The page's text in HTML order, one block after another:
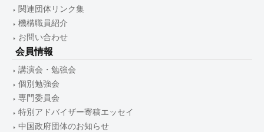
関連団体リンク集
機構職員紹介
お問い合わせ
会員情報
講演会・勉強会
個別勉強会
専門委員会
特別アドバイザー寄稿エッセイ
中国政府団体のお知らせ